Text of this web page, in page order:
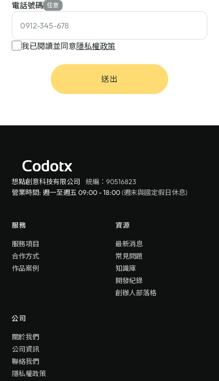
電話號碼 任意
我已閱讀並同意隱私權政策
送出
Codotx
想點創意科技有限公司
統編：90516823
營業時間: 週一至週五 09:00 - 18:00(週末與國定假日休息)
服務
服務項目
合作方式
作品案例
資源
最新消息
常見問題
知識庫
開發紀錄
創辦人部落格
公司
關於我們
公司資訊
聯絡我們
隱私權政策